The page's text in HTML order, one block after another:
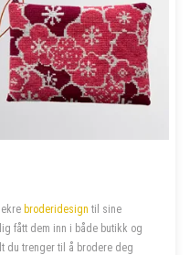
broderidesign til sine
fått dem inn i både butikk og
du trenger til å brodere deg